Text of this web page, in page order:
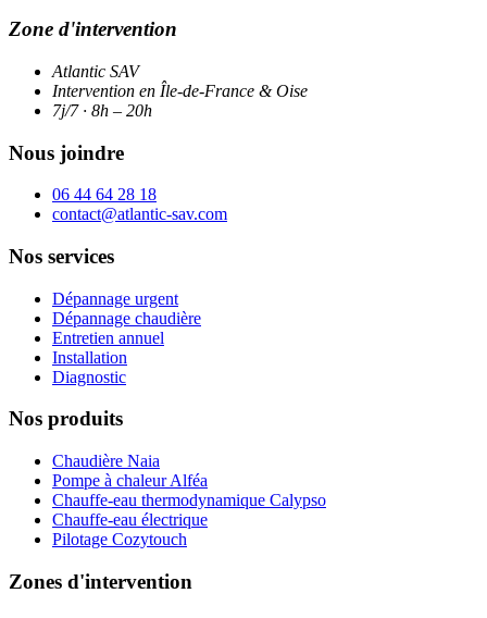
Zone d'intervention
Atlantic SAV
Intervention en Île-de-France & Oise
7j/7 · 8h – 20h
Nous joindre
06 44 64 28 18
contact@atlantic-sav.com
Nos services
Dépannage urgent
Dépannage chaudière
Entretien annuel
Installation
Diagnostic
Nos produits
Chaudière Naia
Pompe à chaleur Alféa
Chauffe-eau thermodynamique Calypso
Chauffe-eau électrique
Pilotage Cozytouch
Zones d'intervention